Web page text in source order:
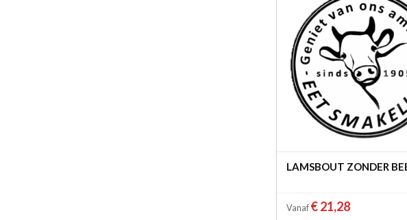
LAMSBOUT ZONDER
Vanaf € 21,28